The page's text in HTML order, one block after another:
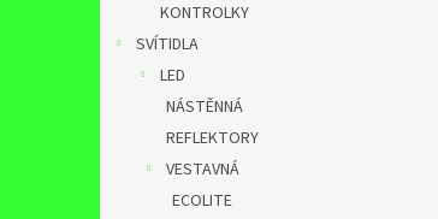
KONTROLKY
SVÍTIDLA
LED
NÁSTĚNNÁ
REFLEKTORY
VESTAVNÁ
ECOLITE